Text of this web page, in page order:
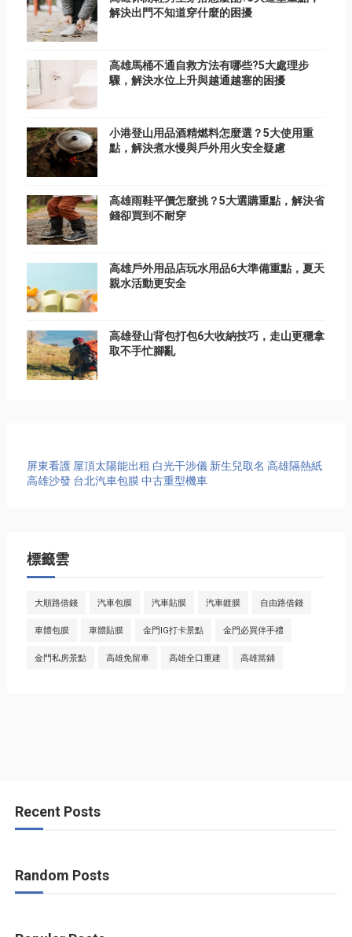
解決出門不知道穿什麼的困擾
高雄馬桶不通自救方法有哪些?5大處理步
驟，解決水位上升與越通越塞的困擾
小港登山用品酒精燃料怎麼選？5大使用重
點，解決煮水慢與戶外用火安全疑慮
高雄雨鞋平價怎麼挑？5大選購重點，解決省
錢卻買到不耐穿
高雄戶外用品店玩水用品6大準備重點，夏天
親水活動更安全
高雄登山背包打包6大收納技巧，走山更穩拿
取不手忙腳亂
屏東看護 屋頂太陽能出租 白光干涉儀 新生兒取名 高雄隔熱紙
高雄沙發 台北汽車包膜中古重型機車
標籤雲
大順路借錢 汽車包膜 汽車貼膜 汽車鍍膜 自由路借錢
車體包膜 車體貼膜 金門IG打卡景點 金門必買伴手禮
金門私房景點 高雄免留車 高雄全口重建 高雄當鋪
Recent Posts
Random Posts